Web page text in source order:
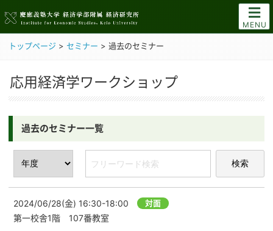
MENU
トップページ > セミナー > 過去のセミナー
応用経済学ワークショップ
過去のセミナー一覧
2024/06/28(金) 16:30-18:00 対面
第一校舎1階 107番教室